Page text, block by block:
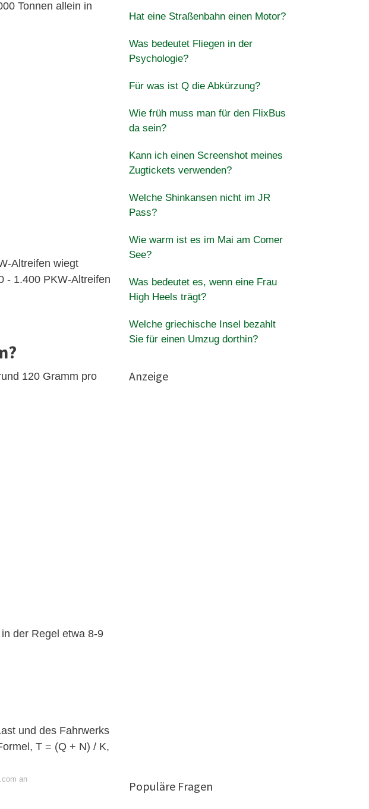
Tonnen allein in
Altreifen wiegt
- 1.400 PKW-Altreifen
120 Gramm pro
der Regel etwa 8-9
und des Fahrwerks
T = (Q + N) / K,
an
Hat eine Straßenbahn einen Motor?
Was bedeutet Fliegen in der
Psychologie?
Für was ist Q die Abkürzung?
Wie früh muss man für den FlixBus
da sein?
Kann ich einen Screenshot meines
Zugtickets verwenden?
Welche Shinkansen nicht im JR
Pass?
Wie warm ist es im Mai am Comer
See?
Was bedeutet es, wenn eine Frau
High Heels trägt?
Welche griechische Insel bezahlt
Sie für einen Umzug dorthin?
Anzeige
Populäre Fragen